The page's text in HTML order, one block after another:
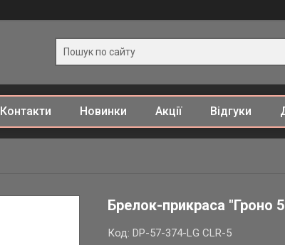
Контакти Новинки Акції Відгуки
Брелок-прикраса "Гроно
Код:DP-57-374-LG CLR-5